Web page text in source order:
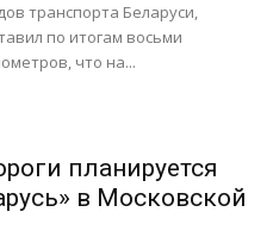
транспорта Беларуси,
по итогам восьми
что на...
планируется
в Московской